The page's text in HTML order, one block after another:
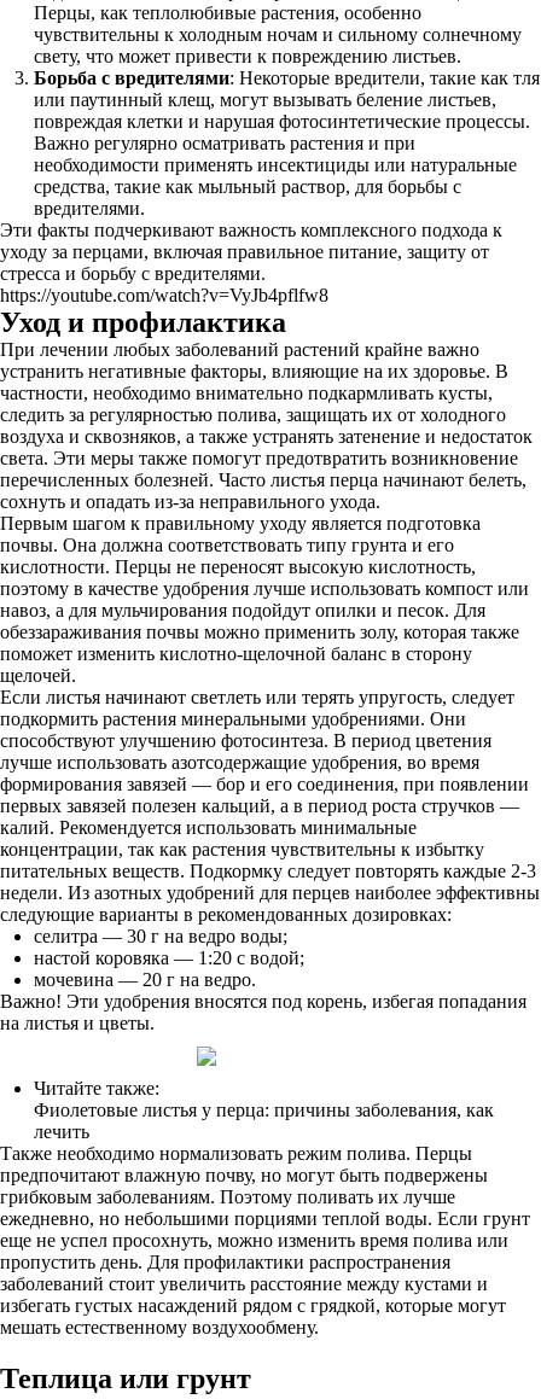
Перцы, как теплолюбивые растения, особенно
чувствительны к холодным ночам и сильному солнечному
свету, что может привести к повреждению листьев.
Борьба с вредителями: Некоторые вредители, такие как тля
или паутинный клещ, могут вызывать беление листьев,
повреждая клетки и нарушая фотосинтетические процессы.
Важно регулярно осматривать растения и при
необходимости применять инсектициды или натуральные
средства, такие как мыльный раствор, для борьбы с
вредителями.
Эти факты подчеркивают важность комплексного подхода к
уходу за перцами, включая правильное питание, защиту от
стресса и борьбу с вредителями.
https://youtube.com/watch?v=VyJb4pflfw8
Уход и профилактика
При лечении любых заболеваний растений крайне важно
устранить негативные факторы, влияющие на их здоровье. В
частности, необходимо внимательно подкармливать кусты,
следить за регулярностью полива, защищать их от холодного
воздуха и сквозняков, а также устранять затенение и недостаток
света. Эти меры также помогут предотвратить возникновение
перечисленных болезней. Часто листья перца начинают белеть,
сохнуть и опадать из-за неправильного ухода.
Первым шагом к правильному уходу является подготовка
почвы. Она должна соответствовать типу грунта и его
кислотности. Перцы не переносят высокую кислотность,
поэтому в качестве удобрения лучше использовать компост или
навоз, а для мульчирования подойдут опилки и песок. Для
обеззараживания почвы можно применить золу, которая также
поможет изменить кислотно-щелочной баланс в сторону
щелочей.
Если листья начинают светлеть или терять упругость, следует
подкормить растения минеральными удобрениями. Они
способствуют улучшению фотосинтеза. В период цветения
лучше использовать азотсодержащие удобрения, во время
формирования завязей — бор и его соединения, при появлении
первых завязей полезен кальций, а в период роста стручков —
калий. Рекомендуется использовать минимальные
концентрации, так как растения чувствительны к избытку
питательных веществ. Подкормку следует повторять каждые 2-3
недели. Из азотных удобрений для перцев наиболее эффективны
следующие варианты в рекомендованных дозировках:
селитра — 30 г на ведро воды;
настой коровяка — 1:20 с водой;
мочевина — 20 г на ведро.
Важно! Эти удобрения вносятся под корень, избегая попадания
на листья и цветы.
Читайте также:
Фиолетовые листья у перца: причины заболевания, как
лечить
Также необходимо нормализовать режим полива. Перцы
предпочитают влажную почву, но могут быть подвержены
грибковым заболеваниям. Поэтому поливать их лучше
ежедневно, но небольшими порциями теплой воды. Если грунт
еще не успел просохнуть, можно изменить время полива или
пропустить день. Для профилактики распространения
заболеваний стоит увеличить расстояние между кустами и
избегать густых насаждений рядом с грядкой, которые могут
мешать естественному воздухообмену.
Теплица или грунт